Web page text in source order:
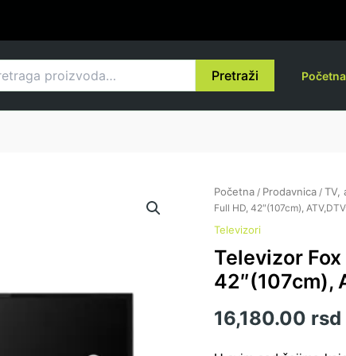
Pretraži Početna
Početna/ Prodavnica/ TV,
Full HD, 42″(107cm),
Televizori
Televizor Fox
42″(107cm),
16,180.00 rsd